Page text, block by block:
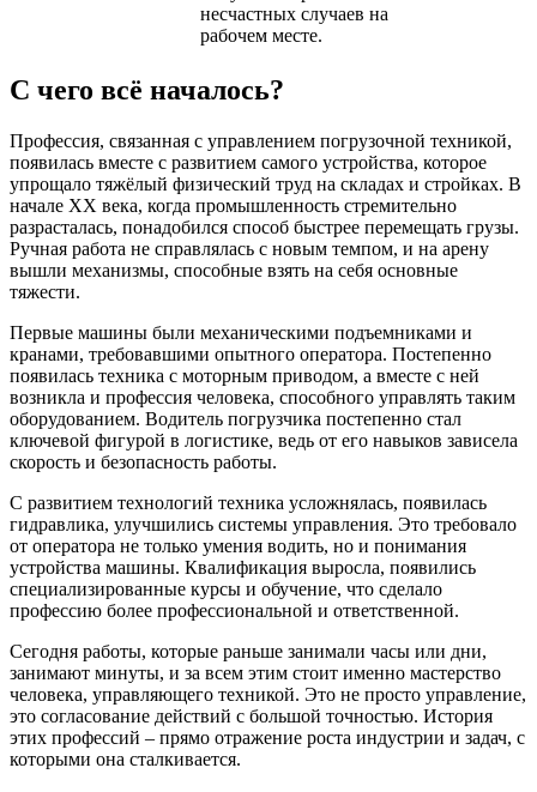
несчастных случаев на
рабочем месте.
С чего всё началось?
Профессия, связанная с управлением погрузочной техникой,
появилась вместе с развитием самого устройства, которое
упрощало тяжёлый физический труд на складах и стройках. В
начале XX века, когда промышленность стремительно
разрасталась, понадобился способ быстрее перемещать грузы.
Ручная работа не справлялась с новым темпом, и на арену
вышли механизмы, способные взять на себя основные
тяжести.
Первые машины были механическими подъемниками и
кранами, требовавшими опытного оператора. Постепенно
появилась техника с моторным приводом, а вместе с ней
возникла и профессия человека, способного управлять таким
оборудованием. Водитель погрузчика постепенно стал
ключевой фигурой в логистике, ведь от его навыков зависела
скорость и безопасность работы.
С развитием технологий техника усложнялась, появилась
гидравлика, улучшились системы управления. Это требовало
от оператора не только умения водить, но и понимания
устройства машины. Квалификация выросла, появились
специализированные курсы и обучение, что сделало
профессию более профессиональной и ответственной.
Сегодня работы, которые раньше занимали часы или дни,
занимают минуты, и за всем этим стоит именно мастерство
человека, управляющего техникой. Это не просто управление,
это согласование действий с большой точностью. История
этих профессий – прямо отражение роста индустрии и задач, с
которыми она сталкивается.